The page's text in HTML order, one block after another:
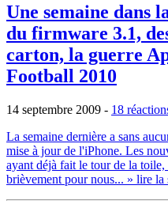
Une semaine dans
du firmware 3.1,
carton, la guerre
Football 2010
14 septembre 2009 - 18
La semaine dernière a sans
mise à jour de l'iPhone. Les
ayant déjà fait le tour de la
brièvement pour nous... » lire la